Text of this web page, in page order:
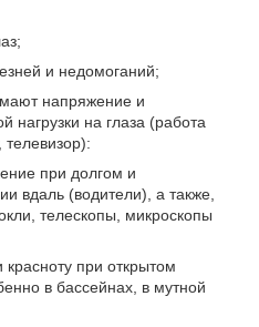
и недомоганий;
напряжение и
нагрузки на глаза (работа
телевизор):
при долгом и
вдаль (водители), а также,
телескопы, микроскопы
при открытом
в бассейнах, в мутной